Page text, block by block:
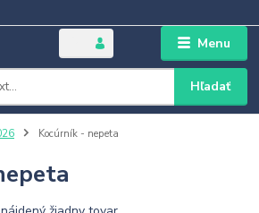
Menu
Hľadať
Kocúrník - nepeta